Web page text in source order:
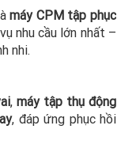
máy CPM tập phục
nhu cầu lớn nhất –
nhi.
, máy tập thụ động
, đáp ứng phục hồi